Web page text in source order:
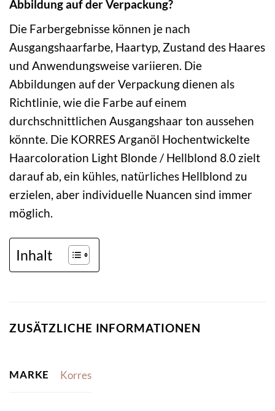
Abbildung auf der Verpackung?
Die Farbergebnisse können je nach
Ausgangshaarfarbe, Haartyp, Zustand des Haares
und Anwendungsweise variieren. Die
Abbildungen auf der Verpackung dienen als
Richtlinie, wie die Farbe auf einem
durchschnittlichen Ausgangshaar ton aussehen
könnte. Die KORRES Arganöl Hochentwickelte
Haarcoloration Light Blonde / Hellblond 8.0 zielt
darauf ab, ein kühles, natürliches Hellblond zu
erzielen, aber individuelle Nuancen sind immer
möglich.
Inhalt
ZUSÄTZLICHE INFORMATIONEN
MARKE Korres